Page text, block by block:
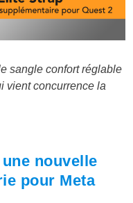
sangle confort réglable
vient concurrence la
nouvelle
pour Meta